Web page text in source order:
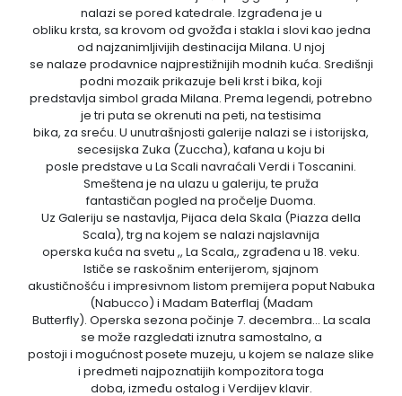
nalazi se pored katedrale. Izgrađena je u
obliku krsta, sa krovom od gvožđa i stakla i slovi kao jedna
od najzanimljivijih destinacija Milana. U njoj
se nalaze prodavnice najprestižnijih modnih kuća. Središnji
podni mozaik prikazuje beli krst i bika, koji
predstavlja simbol grada Milana. Prema legendi, potrebno
je tri puta se okrenuti na peti, na testisima
bika, za sreću. U unutrašnjosti galerije nalazi se i istorijska,
secesijska Zuka (Zuccha), kafana u koju bi
posle predstave u La Scali navraćali Verdi i Toscanini.
Smeštena je na ulazu u galeriju, te pruža
fantastičan pogled na pročelje Duoma.
Uz Galeriju se nastavlja, Pijaca dela Skala (Piazza della
Scala), trg na kojem se nalazi najslavnija
operska kuća na svetu ,, La Scala,, zgrađena u 18. veku.
Ističe se raskošnim enterijerom, sjajnom
akustičnošću i impresivnom listom premijera poput Nabuka
(Nabucco) i Madam Baterflaj (Madam
Butterfly). Operska sezona počinje 7. decembra… La scala
se može razgledati iznutra samostalno, a
postoji i mogućnost posete muzeju, u kojem se nalaze slike
i predmeti najpoznatijih kompozitora toga
doba, između ostalog i Verdijev klavir.